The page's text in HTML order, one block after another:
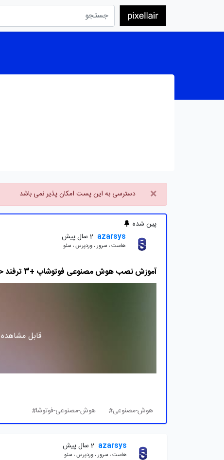
× دسترسی به این پست امکان پذیر نمی باشد
پین شده
azarsys 2 سال پیش
هاست ، سرور ، وردپرس ، سئو
آموزش نصب هوش مصنوعی فوتوشاپ +3 ترفند حرفه ای
قابل مشاهده
هوش-مصنوعی#
هوش-مصنوعی-فوتوشا#
azarsys 2 سال پیش
هاست ، سرور ، وردپرس ، سئو